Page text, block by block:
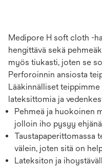
Medipore H soft cloth -
hengittävä sekä
myös tiukasti, joten se
Perforoinnin ansiosta
Lääkinnälliset
lateksittomia ja
Pehmeä ja huokoinen
jolloin iho pysyy ehjänä
Taustapaperittomassa
välein, joten sitä on
Lateksiton ja